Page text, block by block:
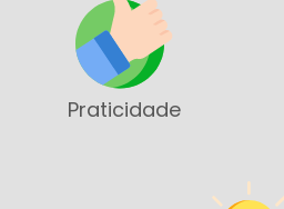
Praticidade